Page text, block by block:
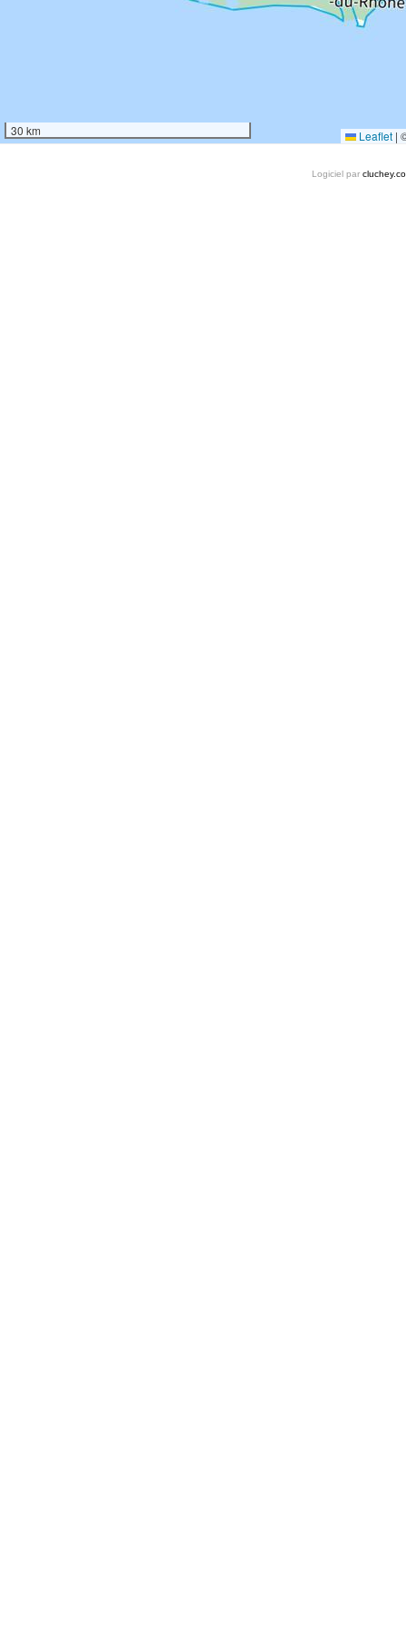
30 km Leaflet |
Logiciel par